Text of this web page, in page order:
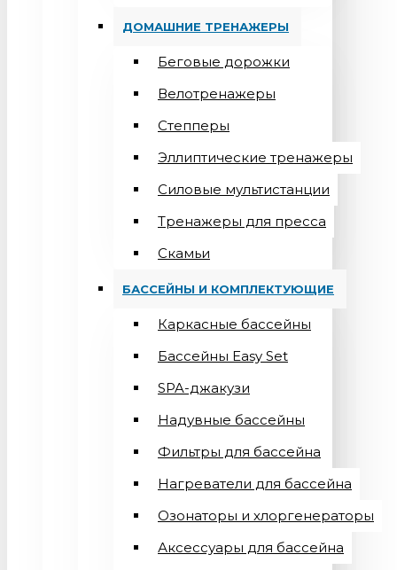
ДОМАШНИЕ ТРЕНАЖЕРЫ
Беговые дорожки
Велотренажеры
Степперы
Эллиптические тренажеры
Силовые мультистанции
Тренажеры для пресса
Скамьи
БАССЕЙНЫ И КОМПЛЕКТУЮЩИЕ
Каркасные бассейны
Бассейны Easy Set
SPA-джакузи
Надувные бассейны
Фильтры для бассейна
Нагреватели для бассейна
Озонаторы и хлоргенераторы
Аксессуары для бассейна